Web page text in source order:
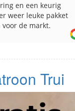
keren breigaren
besteld, altijd heel
de service.
Trui